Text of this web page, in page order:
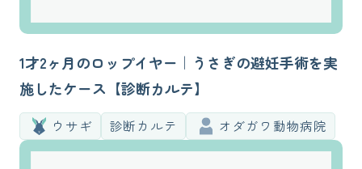
1才2ヶ月のロップイヤー｜うさぎの避妊手術を実
施したケース【診断カルテ】
ウサギ 診断カルテ オダガワ動物病院